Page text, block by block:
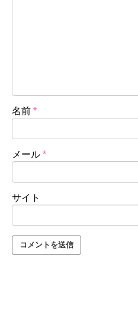
名前 *
メール *
サイト